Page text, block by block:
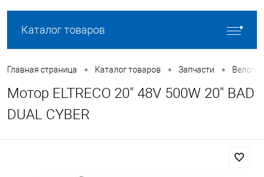
Каталог товаров
Главная страница • Каталог товаров • Запчасти •
Мотор ELTRECO 20" 48V 500W 20" BAD
DUAL CYBER